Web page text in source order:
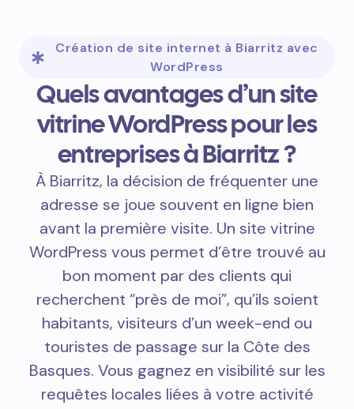
Création de site internet à Biarritz avec
WordPress
Quels avantages d’un site
vitrine WordPress pour les
entreprises à Biarritz ?
À Biarritz, la décision de fréquenter une
adresse se joue souvent en ligne bien
avant la première visite. Un site vitrine
WordPress vous permet d’être trouvé au
bon moment par des clients qui
recherchent “près de moi”, qu’ils soient
habitants, visiteurs d’un week-end ou
touristes de passage sur la Côte des
Basques. Vous gagnez en visibilité sur les
requêtes locales liées à votre activité